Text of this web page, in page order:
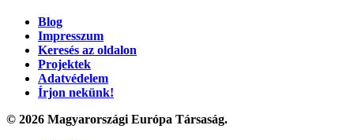
Blog
Impresszum
Keresés az oldalon
Projektek
Adatvédelem
Írjon nekünk!
© 2026 Magyarországi Európa Társaság.